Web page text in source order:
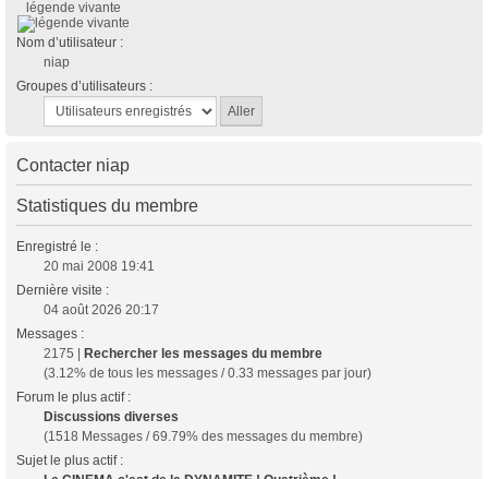
légende vivante
Nom d’utilisateur :
niap
Groupes d’utilisateurs :
Contacter niap
Statistiques du membre
Enregistré le :
20 mai 2008 19:41
Dernière visite :
04 août 2026 20:17
Messages :
2175 |
Rechercher les messages du membre
(3.12% de tous les messages / 0.33 messages par jour)
Forum le plus actif :
Discussions diverses
(1518 Messages / 69.79% des messages du membre)
Sujet le plus actif :